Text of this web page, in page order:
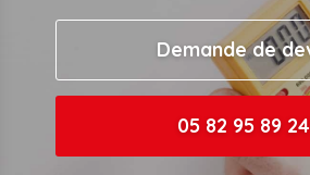
Demande de
05 82 95 89 24